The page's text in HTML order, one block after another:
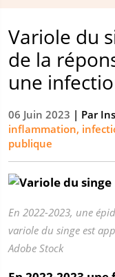
Variole du
de la
une
06 Juin 2023 | Par
inflammation,
publique
En 2022-2023, une
variole du singe est
Adobe Stock